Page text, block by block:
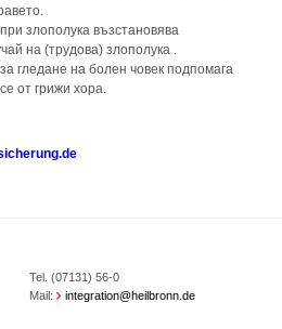
злополука възстановява
на (трудова) злополука .
гледане на болен човек подпомага
от грижи хора.
Tel. (07131) 56-0
Mail:
integration@heilbronn.de